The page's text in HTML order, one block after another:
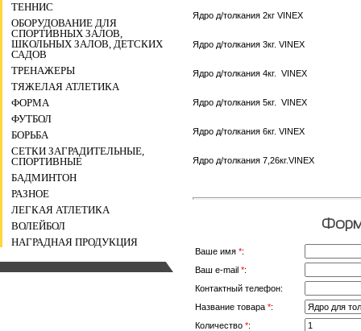
ТЕННИС
ОБОРУДОВАНИЕ ДЛЯ
СПОРТИВНЫХ ЗАЛОВ,
ШКОЛЬНЫХ ЗАЛОВ, ДЕТСКИХ
САДОВ
ТРЕНАЖЕРЫ
ТЯЖЕЛАЯ АТЛЕТИКА
ФОРМА
ФУТБОЛ
БОРЬБА
СЕТКИ ЗАГРАДИТЕЛЬНЫЕ,
СПОРТИВНЫЕ
БАДМИНТОН
РАЗНОЕ
ЛЕГКАЯ АТЛЕТИКА
ВОЛЕЙБОЛ
НАГРАДНАЯ ПРОДУКЦИЯ
Ядро д/толкания 2кг VINEX
Ядро д/толкания 3кг. VINEX
Ядро д/толкания 4кг. VINEX
Ядро д/толкания 5кг. VINEX
Ядро д/толкания 6кг. VINEX
Ядро д/толкания 7,26кг.VINEX
Ваше имя *:
Ваш e-mail *:
Контактный телефон:
Название товара *:
Количество *: